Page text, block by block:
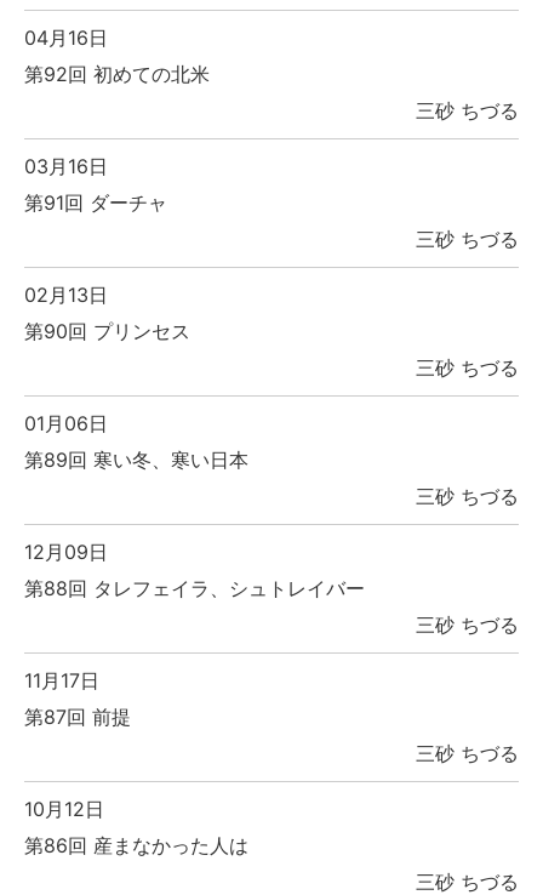
04月16日
第92回 初めての北米
三砂 ちづる
03月16日
第91回 ダーチャ
三砂 ちづる
02月13日
第90回 プリンセス
三砂 ちづる
01月06日
第89回 寒い冬、寒い日本
三砂 ちづる
12月09日
第88回 タレフェイラ、シュトレイバー
三砂 ちづる
11月17日
第87回 前提
三砂 ちづる
10月12日
第86回 産まなかった人は
三砂 ちづる